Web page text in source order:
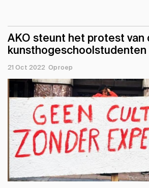
AKO steunt het protest van
kunsthogeschoolstudenten
21 Oct 2022 Oproep